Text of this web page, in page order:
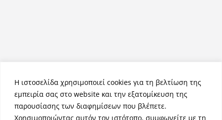
Η ιστοσελίδα χρησιμοποιεί cookies για τη βελτίωση της
εμπειρία σας στο website και την εξατομίκευση της
παρουσίασης των διαφημίσεων που βλέπετε.
Χρησιμοποιώντας αυτόν τον ιστότοπο, συμφωνείτε με τη